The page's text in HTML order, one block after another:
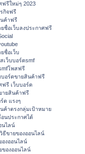
ฟรีใหม่ๆ 2023
กิจฟรี
ค้าฟรี
ชื่อเว็บลงประกาศฟรี
ชื่อเว็บ
เว็บบอร์ดsmf
โพสฟรี
บอร์ดขายสินค้าฟรี
ฟรี เว็บบอร์ด
ายสินค้าฟรี
ด แรงๆ
ค้าตรงกลุ่มเป้าหมาย
นประกาศได้
นไลน์
ธีขายของออนไลน์
องออนไลน์
ของออนไลน์